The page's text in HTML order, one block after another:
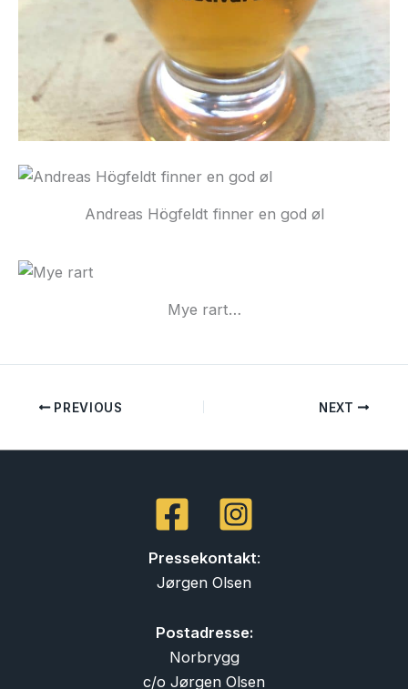
Andreas Högfeldt finner en god øl
Mye rart…
PREVIOUS NEXT
Pressekontakt:
Jørgen Olsen
Postadresse:
Norbrygg
c/o Jørgen Olsen